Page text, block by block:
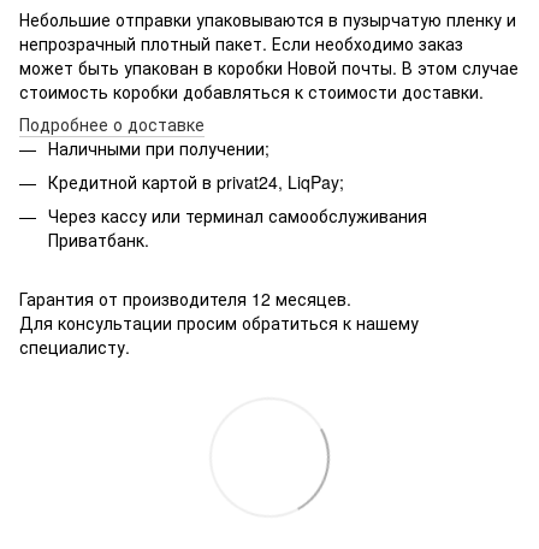
Небольшие отправки упаковываются в пузырчатую пленку и
непрозрачный плотный пакет. Если необходимо заказ
может быть упакован в коробки Новой почты. В этом случае
стоимость коробки добавляться к стоимости доставки.
Подробнее о доставке
Наличными при получении;
Кредитной картой в privat24, LiqPay;
Через кассу или терминал самообслуживания
Приватбанк.
Гарантия от производителя 12 месяцев.
Для консультации просим обратиться к нашему
специалисту.